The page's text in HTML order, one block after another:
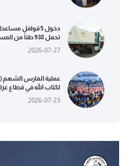
دخول 5 قوافل
تحمل 938 طناً من المساعدات الإنسانية
2026-07-27
لكتاب الله في قطاع
2026-07-23